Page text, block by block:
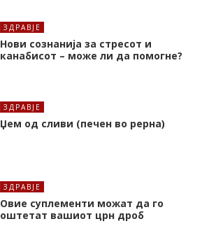
ЗДРАВЈЕ
Нови сознанија за стресот и
канабисот – може ли да помогне?
ЗДРАВЈЕ
Џем од сливи (печен во рерна)
ЗДРАВЈЕ
Oвие суплементи можат да го
оштетат вашиот црн дроб